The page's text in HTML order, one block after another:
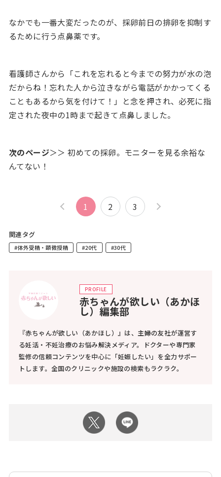
なかでも一番大変だったのが、採卵前日の排卵を抑制す
るために行う点鼻薬です。
看護師さんから「これを忘れると今までの努力が水の泡
だからね！忘れた人から泣きながら電話がかかってくる
こともあるから気を付けて！」と念を押され、必死に指
定された夜中の1時まで起きて点鼻しました。
次のページ＞＞ 初めての採卵。モニターを見る余裕な
んてない！
1 2 3
関連タグ
#体外受精・顕微授精 #20代 #30代
PROFILE
赤ちゃんが欲しい（あかほ
し）編集部
『赤ちゃんが欲しい（あかほし）』は、主婦の友社が運営す
る妊活・不妊治療のお悩み解決メディア。ドクターや専門家
監修の信頼コンテンツを中心に「妊娠したい」を全力サポー
トします。全国のクリニックや施設の検索もラクラク。